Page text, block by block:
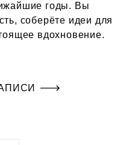
годы. Вы
соберёте идеи для
вдохновение.